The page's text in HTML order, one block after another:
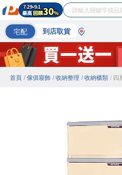
宅配 到店取貨
首頁 / 傢俱寢飾 / 收納整理 / 收納櫃類 / 四